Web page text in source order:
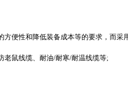
性和降低装备成本等的要求，而采
鼠线缆、耐油/耐寒/耐温线缆等;